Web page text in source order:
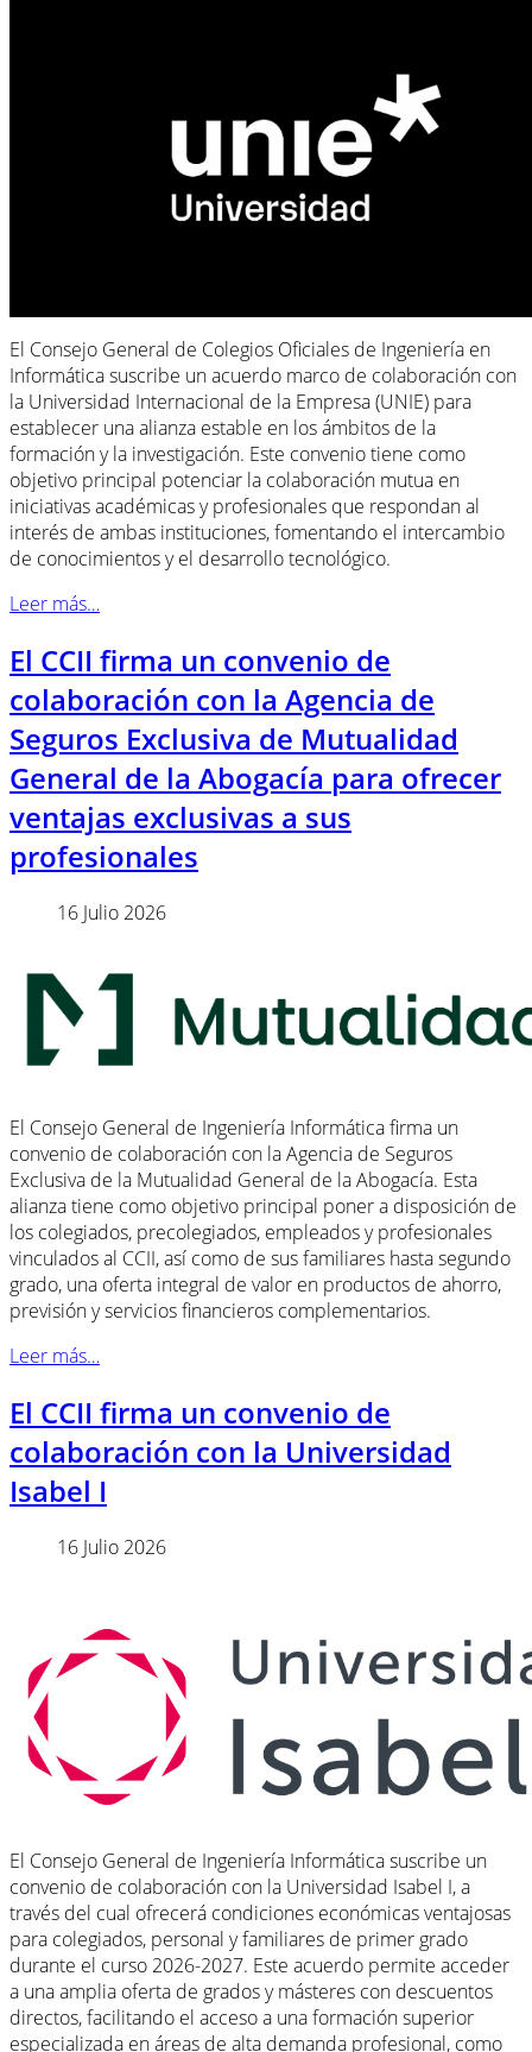
El Consejo General de Colegios Oficiales de Ingeniería en
Informática suscribe un acuerdo marco de colaboración con
la Universidad Internacional de la Empresa (UNIE) para
establecer una alianza estable en los ámbitos de la
formación y la investigación. Este convenio tiene como
objetivo principal potenciar la colaboración mutua en
iniciativas académicas y profesionales que respondan al
interés de ambas instituciones, fomentando el intercambio
de conocimientos y el desarrollo tecnológico.
Leer más…
El CCII firma un convenio de
colaboración con la Agencia de
Seguros Exclusiva de Mutualidad
General de la Abogacía para ofrecer
ventajas exclusivas a sus
profesionales
16 Julio 2026
El Consejo General de Ingeniería Informática firma un
convenio de colaboración con la Agencia de Seguros
Exclusiva de la Mutualidad General de la Abogacía. Esta
alianza tiene como objetivo principal poner a disposición de
los colegiados, precolegiados, empleados y profesionales
vinculados al CCII, así como de sus familiares hasta segundo
grado, una oferta integral de valor en productos de ahorro,
previsión y servicios financieros complementarios.
Leer más…
El CCII firma un convenio de
colaboración con la Universidad
Isabel I
16 Julio 2026
El Consejo General de Ingeniería Informática suscribe un
convenio de colaboración con la Universidad Isabel I, a
través del cual ofrecerá condiciones económicas ventajosas
para colegiados, personal y familiares de primer grado
durante el curso 2026-2027. Este acuerdo permite acceder
a una amplia oferta de grados y másteres con descuentos
directos, facilitando el acceso a una formación superior
especializada en áreas de alta demanda profesional, como